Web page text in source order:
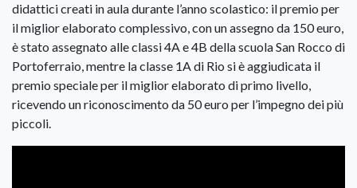
didattici creati in aula durante l’anno scolastico: il premio per
il miglior elaborato complessivo, con un assegno da 150 euro,
è stato assegnato alle classi 4A e 4B della scuola San Rocco di
Portoferraio, mentre la classe 1A di Rio si è aggiudicata il
premio speciale per il miglior elaborato di primo livello,
ricevendo un riconoscimento da 50 euro per l’impegno dei più
piccoli.